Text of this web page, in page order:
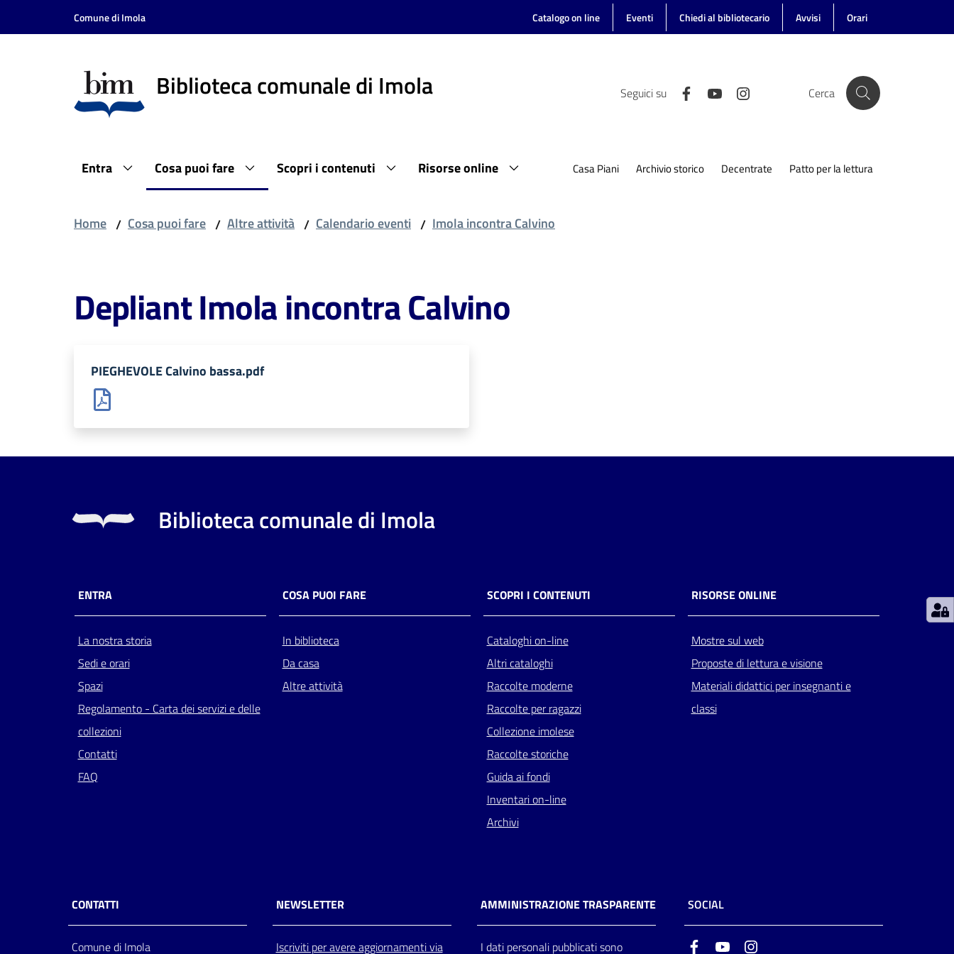
Vai al contenuto
Vai alla navigazione
Comune di Imola Catalogo on line Eventi Chiedi al bibliotecario Avvisi Orari
Biblioteca comunale di Imola Seguici su Cerca
Entra Cosa puoi fare Scopri i contenuti Risorse online Casa Piani Archivio storico Decentrate Patto per la lettura
Home / Cosa puoi fare / Altre attività / Calendario eventi / Imola incontra Calvino
Depliant Imola incontra Calvino
PIEGHEVOLE Calvino bassa.pdf
Biblioteca comunale di Imola
ENTRA
La nostra storia
Sedi e orari
Spazi
Regolamento - Carta dei servizi e delle
collezioni
Contatti
FAQ
COSA PUOI FARE
In biblioteca
Da casa
Altre attività
SCOPRI I CONTENUTI
Cataloghi on-line
Altri cataloghi
Raccolte moderne
Raccolte per ragazzi
Collezione imolese
Raccolte storiche
Guida ai fondi
Inventari on-line
Archivi
RISORSE ONLINE
Mostre sul web
Proposte di lettura e visione
Materiali didattici per insegnanti e
classi
CONTATTI
Comune di Imola
NEWSLETTER
Iscriviti per avere aggiornamenti via
AMMINISTRAZIONE TRASPARENTE
I dati personali pubblicati sono
SOCIAL
FacebookYoutube